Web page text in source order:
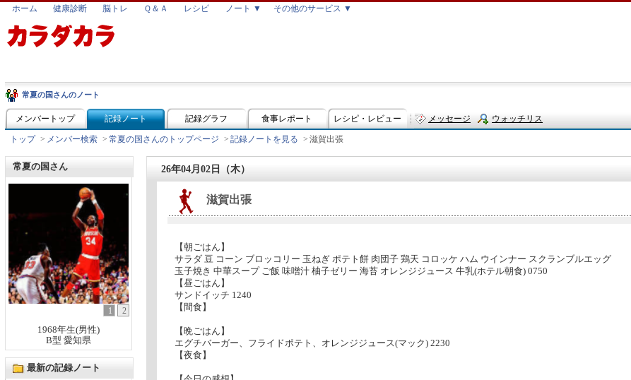
ホーム 健康診断 脳トレ Ｑ＆Ａ レシピ ノート ▼ その他のサービス ▼
常夏の国さんのノート
メンバートップ 記録ノート 記録グラフ 食事レポート レシピ・レビュー メッセージ ウォッチリス
トップ > メンバー検索 > 常夏の国さんのトップページ > 記録ノートを見る > 滋賀出張
常夏の国さん
1
2
1968年生(男性)
B型 愛知県
最新の記録ノート
26年04月02日（木）
滋賀出張
【朝ごはん】
サラダ 豆 コーン ブロッコリー 玉ねぎ ポテト餅 肉団子 鶏天 コロッケ ハム ウインナー スクランブルエッグ
玉子焼き 中華スープ ご飯 味噌汁 柚子ゼリー 海苔 オレンジジュース 牛乳(ホテル朝食) 0750
【昼ごはん】
サンドイッチ 1240
【間食】
【晩ごはん】
エグチバーガー、フライドポテト、オレンジジュース(マック) 2230
【夜食】